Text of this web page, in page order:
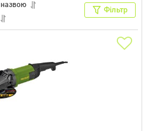
назвою
Фільтр